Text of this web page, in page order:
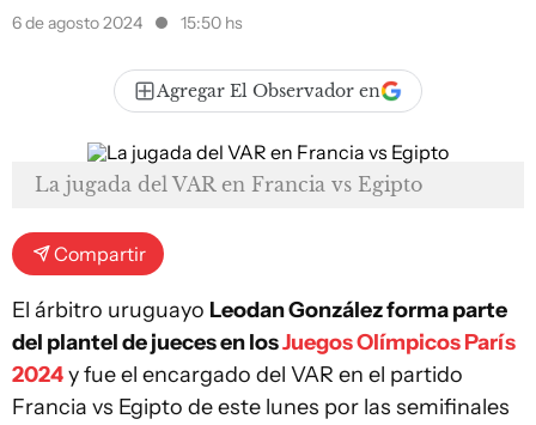
6 de agosto 2024 15:50 hs
Agregar El Observador en
La jugada del VAR en Francia vs Egipto
Compartir
El árbitro uruguayo Leodan González forma parte
del plantel de jueces en losJuegos Olímpicos París
2024y fue el encargado del VAR en el partido
Francia vs Egipto de este lunes por las semifinales